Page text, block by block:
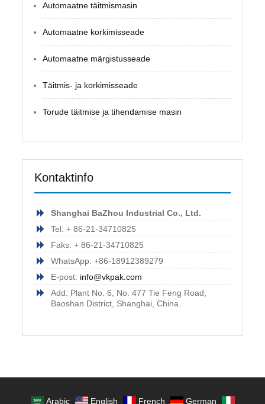
Automaatne täitmismasin
Automaatne korkimisseade
Automaatne märgistusseade
Täitmis- ja korkimisseade
Torude täitmise ja tihendamise masin
Kontaktinfo
Shanghai BaZhou Industrial Co., Ltd.
Tel: + 86-21-34710825
Faks: + 86-21-34710825
WhatsApp: +86-18912389279
E-post: info@vkpak.com
Add: Plant No. 6, No. 477 Tie Feng Road,
Baoshan District, Shanghai, China.
Arabic English French German